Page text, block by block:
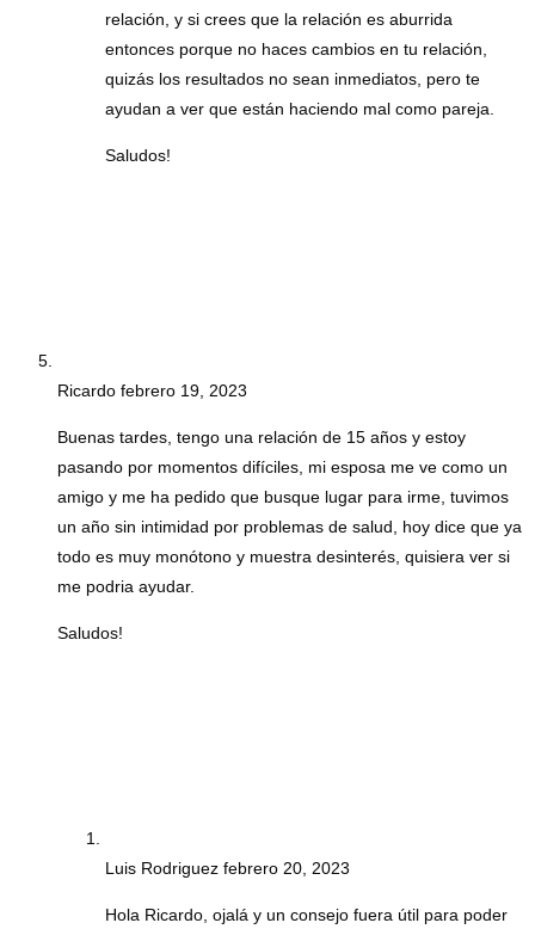
relación, y si crees que la relación es aburrida
entonces porque no haces cambios en tu relación,
quizás los resultados no sean inmediatos, pero te
ayudan a ver que están haciendo mal como pareja.
Saludos!
Ricardo febrero 19, 2023
Buenas tardes, tengo una relación de 15 años y estoy
pasando por momentos difíciles, mi esposa me ve como un
amigo y me ha pedido que busque lugar para irme, tuvimos
un año sin intimidad por problemas de salud, hoy dice que ya
todo es muy monótono y muestra desinterés, quisiera ver si
me podria ayudar.
Saludos!
Luis Rodriguez febrero 20, 2023
Hola Ricardo, ojalá y un consejo fuera útil para poder